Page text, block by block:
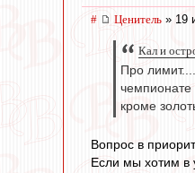
# Ценитель » 19
Кал и
Про
кроме
Вопрос в
Если мы хотим в